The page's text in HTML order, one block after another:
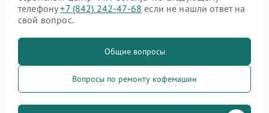
телефону+7 (842) 242-47-68 если не нашли ответ на
свой вопрос.
Общие вопросы
Вопросы по ремонту кофемашин